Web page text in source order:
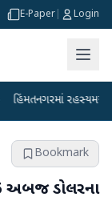
E-Paper Login
રહસ્યમય વાયરસ કે
Bookmark
ડોલરના